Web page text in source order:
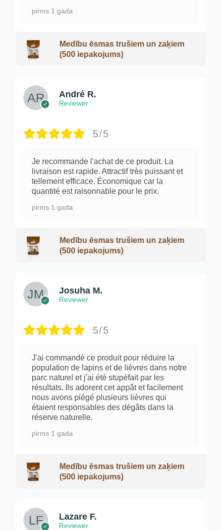
pirms 1 gada
Medību ēsmas trušiem un zaķiem
(500 iepakojums)
André R.
Reviewer
5/5
Je recommande l'achat de ce produit. La
livraison est rapide. Attractif très puissant et
tellement efficace. Économique car la
quantité est raisonnable pour le prix.
pirms 1 gada
Medību ēsmas trušiem un zaķiem
(500 iepakojums)
Josuha M.
Reviewer
5/5
J'ai commandé ce produit pour réduire la
population de lapins et de lièvres dans notre
parc naturel et j'ai été stupéfait par les
résultats. Ils adorent cet appât et facilement
nous avons piégé plusieurs lièvres qui
étaient responsables des dégâts dans la
réserve naturelle.
pirms 1 gada
Medību ēsmas trušiem un zaķiem
(500 iepakojums)
Lazare F.
Reviewer